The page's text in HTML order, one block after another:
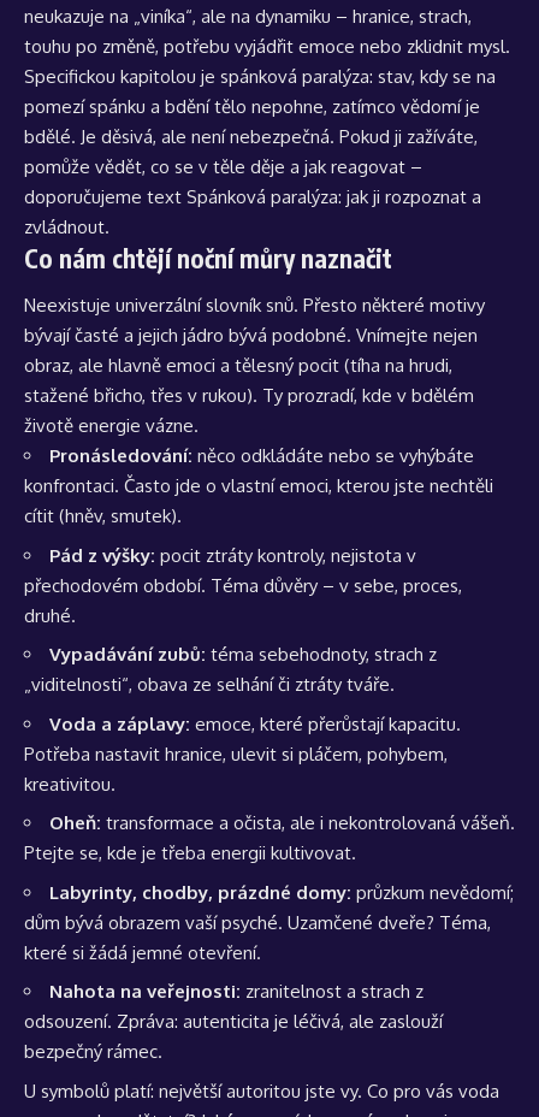
neukazuje na „viníka“, ale na dynamiku – hranice, strach,
touhu po změně, potřebu vyjádřit emoce nebo zklidnit mysl.
Specifickou kapitolou je spánková paralýza: stav, kdy se na
pomezí spánku a bdění tělo nepohne, zatímco vědomí je
bdělé. Je děsivá, ale není nebezpečná. Pokud ji zažíváte,
pomůže vědět, co se v těle děje a jak reagovat –
doporučujeme text Spánková paralýza: jak ji rozpoznat a
zvládnout.
Co nám chtějí noční můry naznačit
Neexistuje univerzální slovník snů. Přesto některé motivy
bývají časté a jejich jádro bývá podobné. Vnímejte nejen
obraz, ale hlavně emoci a tělesný pocit (tíha na hrudi,
stažené břicho, třes v rukou). Ty prozradí, kde v bdělém
životě energie vázne.
Pronásledování: něco odkládáte nebo se vyhýbáte
konfrontaci. Často jde o vlastní emoci, kterou jste nechtěli
cítit (hněv, smutek).
Pád z výšky: pocit ztráty kontroly, nejistota v
přechodovém období. Téma důvěry – v sebe, proces,
druhé.
Vypadávání zubů: téma sebehodnoty, strach z
„viditelnosti“, obava ze selhání či ztráty tváře.
Voda a záplavy: emoce, které přerůstají kapacitu.
Potřeba nastavit hranice, ulevit si pláčem, pohybem,
kreativitou.
Oheň: transformace a očista, ale i nekontrolovaná vášeň.
Ptejte se, kde je třeba energii kultivovat.
Labyrinty, chodby, prázdné domy: průzkum nevědomí;
dům bývá obrazem vaší psyché. Uzamčené dveře? Téma,
které si žádá jemné otevření.
Nahota na veřejnosti: zranitelnost a strach z
odsouzení. Zpráva: autenticita je léčivá, ale zaslouží
bezpečný rámec.
U symbolů platí: největší autoritou jste vy. Co pro vás voda